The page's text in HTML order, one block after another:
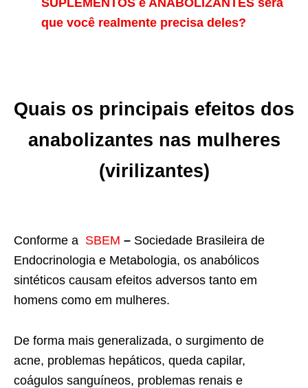
que você realmente precisa deles?
Quais os principais efeitos dos
anabolizantes nas mulheres
(virilizantes)
Conforme a SBEM – Sociedade Brasileira de
Endocrinologia e Metabologia, os anabólicos
sintéticos causam efeitos adversos tanto em
homens como em mulheres.
De forma mais generalizada, o surgimento de
acne, problemas hepáticos, queda capilar,
coágulos sanguíneos, problemas renais e